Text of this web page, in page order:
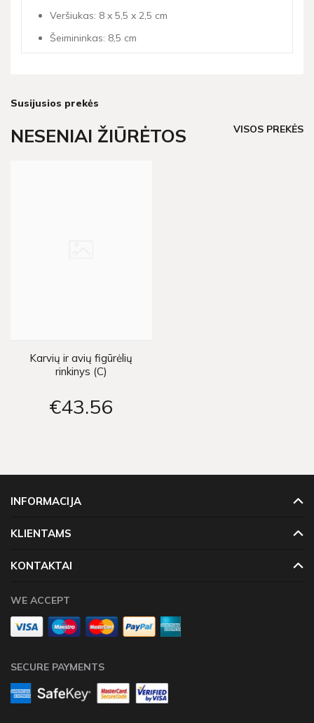
Veršiukas: 8 x 5,5 x 2,5 cm
Šeimininkas: 8,5 cm
Susijusios prekės
NESENIAI ŽIŪRĖTOS VISOS PREKĖS
Karvių ir avių figūrėlių
rinkinys (C)
€43 56
INFORMACIJA
KLIENTAMS
KONTAKTAI
WE ACCEPT
SECURE PAYMENTS